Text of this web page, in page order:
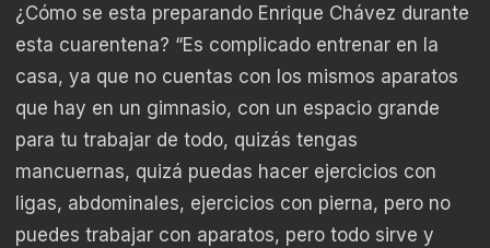
¿Cómo se esta preparando Enrique Chávez durante
esta cuarentena? “Es complicado entrenar en la
casa, ya que no cuentas con los mismos aparatos
que hay en un gimnasio, con un espacio grande
para tu trabajar de todo, quizás tengas
mancuernas, quizá puedas hacer ejercicios con
ligas, abdominales, ejercicios con pierna, pero no
puedes trabajar con aparatos, pero todo sirve y